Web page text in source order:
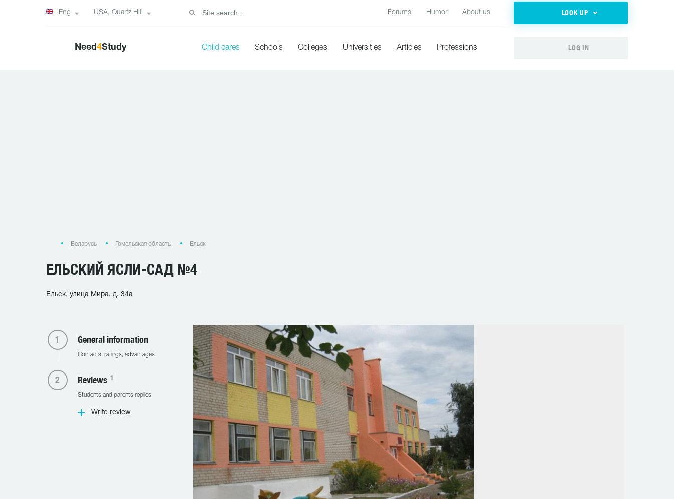
Eng USA, Quartz Hill Forums Humor About us LOOK UP
Need4Study Child cares Schools Colleges Universities Articles Professions LOG IN
Беларусь Гомельская область Ельск
ЕЛЬСКИЙ ЯСЛИ-САД №4
Ельск, улица Мира, д. 34а
General information
Contacts, ratings, advantages
Reviews 1
Students and parents replies
Write review